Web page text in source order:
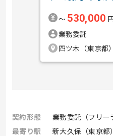
〜 530,000
業務委託
四ツ木（東京都）
契約形態
業務委託（フリー
最寄り駅
新大久保（東京都